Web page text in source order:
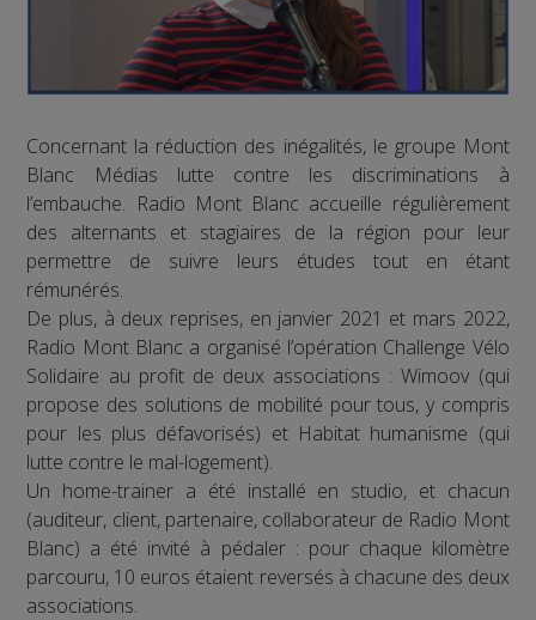
Concernant la réduction des inégalités, le groupe Mont
Blanc Médias lutte contre les discriminations à
l’embauche. Radio Mont Blanc accueille régulièrement
des alternants et stagiaires de la région pour leur
permettre de suivre leurs études tout en étant
rémunérés.
De plus, à deux reprises, en janvier 2021 et mars 2022,
Radio Mont Blanc a organisé l’opération Challenge Vélo
Solidaire au profit de deux associations : Wimoov (qui
propose des solutions de mobilité pour tous, y compris
pour les plus défavorisés) et Habitat humanisme (qui
lutte contre le mal-logement).
Un home-trainer a été installé en studio, et chacun
(auditeur, client, partenaire, collaborateur de Radio Mont
Blanc) a été invité à pédaler : pour chaque kilomètre
parcouru, 10 euros étaient reversés à chacune des deux
associations.